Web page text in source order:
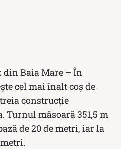
din Baia Mare – În
cel mai înalt coș de
construcție
Turnul măsoară 351,5 m
de 20 de metri, iar la